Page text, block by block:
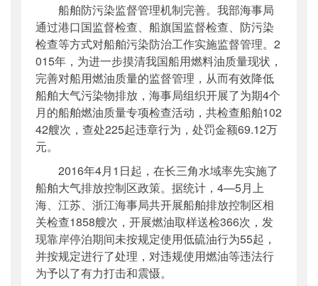
船舶防污染监督管理机制完善。我部海事局
通过港口国监督检查、船旗国监督检查、防污染
检查等方式对船舶污染防治工作实施监督管理。2
015年，为进一步摸清我国船用燃料油质量现状，
完善对船用燃油质量的监督管理，从而有效降低
船舶大气污染物排放，海事局组织开展了为期4个
月的船舶燃油质量专项检查活动，共检查船舶102
42艘次，查处225起违章行为，处罚金额69.12万
元。
2016年4月1日起，在长三角水域率先实施了
船舶大气排放控制区政策。据统计，4—5月上
海、江苏、浙江海事局共开展船舶排放控制区相
关检查1858艘次，开展燃油取样送检366次，发
现靠岸停泊期间未按规定使用低硫油行为55起，
并按规定进行了处理，对违规使用燃油等违法行
为予以了有力打击和震慑。